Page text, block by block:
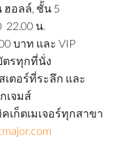
อลล์, ชั้น 5
22.00 น.
บาท และ VIP
ตรทุกที่นั่ง
เตอร์ที่ระลึก และ
เจมส์
เก็ตเมเจอร์ทุกสาขา